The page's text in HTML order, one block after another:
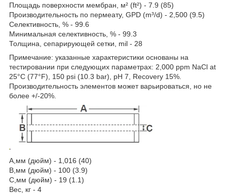
Площадь поверхности мембран, м² (ft²) - 7.9 (85)
Производительность по пермеату, GPD (m³/d) - 2,500 (9.5)
Селективность, % - 99.6
Минимальная селективность, % - 99.3
Толщина, сепарирующей сетки, mil - 28
Примечание: указанные характеристики основаны на
тестировании при следующих параметрах: 2,000 ppm NaCl at
25°C (77°F), 150 psi (10.3 bar), pH 7, Recovery 15%.
Производительность элементов может варьироваться, но не
более +/-20%.
A,мм (дюйм) - 1,016 (40)
B,мм (дюйм) - 100 (3.9)
C,мм (дюйм) - 19 (1.1)
Вес, кг - 4